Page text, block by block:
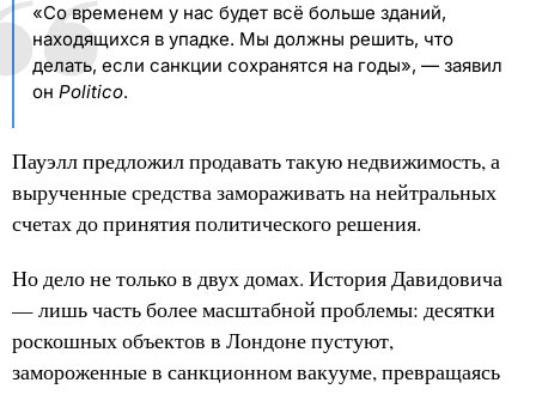
«Со временем у нас будет всё больше зданий,
находящихся в упадке. Мы должны решить, что
делать, если санкции сохранятся на годы», — заявил
он Politico.
Пауэлл предложил продавать такую недвижимость, а
вырученные средства замораживать на нейтральных
счетах до принятия политического решения.
Но дело не только в двух домах. История Давидовича
— лишь часть более масштабной проблемы: десятки
роскошных объектов в Лондоне пустуют,
замороженные в санкционном вакууме, превращаясь